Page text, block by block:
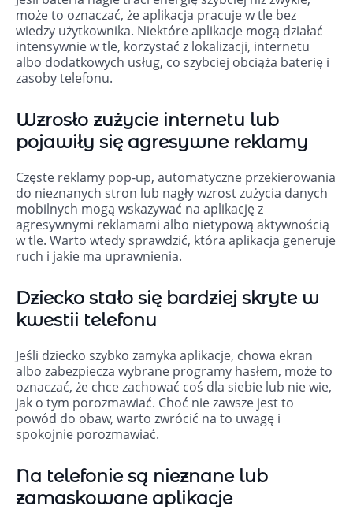
może to oznaczać, że aplikacja pracuje w tle bez
wiedzy użytkownika. Niektóre aplikacje mogą działać
intensywnie w tle, korzystać z lokalizacji, internetu
albo dodatkowych usług, co szybciej obciąża baterię i
zasoby telefonu.
Wzrosło zużycie internetu lub
pojawiły się agresywne reklamy
Częste reklamy pop-up, automatyczne przekierowania
do nieznanych stron lub nagły wzrost zużycia danych
mobilnych mogą wskazywać na aplikację z
agresywnymi reklamami albo nietypową aktywnością
w tle. Warto wtedy sprawdzić, która aplikacja generuje
ruch i jakie ma uprawnienia.
Dziecko stało się bardziej skryte w
kwestii telefonu
Jeśli dziecko szybko zamyka aplikacje, chowa ekran
albo zabezpiecza wybrane programy hasłem, może to
oznaczać, że chce zachować coś dla siebie lub nie wie,
jak o tym porozmawiać. Choć nie zawsze jest to
powód do obaw, warto zwrócić na to uwagę i
spokojnie porozmawiać.
Na telefonie są nieznane lub
zamaskowane aplikacje